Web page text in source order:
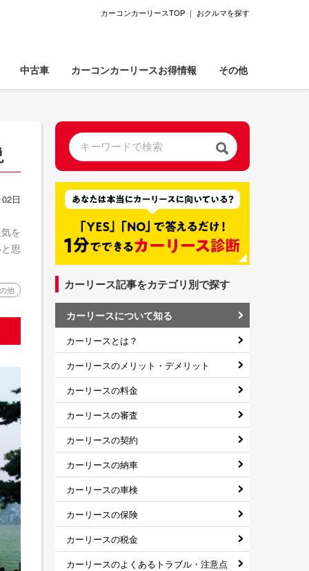
カーコンカーリースTOP ｜ おクルマを探す
中古車 カーコンカーリースお得情報 その他
日
を
思
他 カーリース記事をカテゴリ別で探す
カーリースについて知る
カーリースとは？
カーリースのメリット・デメリット
カーリースの料金
カーリースの審査
カーリースの契約
カーリースの納車
カーリースの車検
カーリースの保険
カーリースの税金
カーリースのよくあるトラブル・注意点